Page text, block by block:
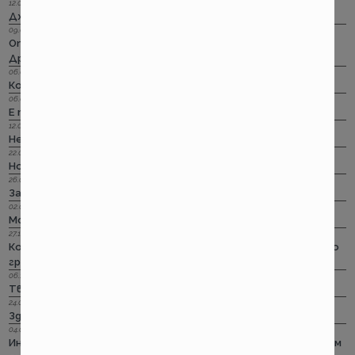
12.09.2023 г.
Дженерали за пътуване в чужбина? Идеално!
09.09.2023 г.
Отпадали стикерите по гражданска отговорност?!
Дръндели! Само няма да ги лепим!
06.07.2023 г.
Корис за асистанс при пътуване в чужбина? Тц!
06.04.2023 г.
Е тъй кат стане…
12.03.2023 г.
Не си им важен!
22.02.2023 г.
Но пък лошото чувство остана... за едни 100 евро
26.01.2023 г.
За честта на една онлайн претенция
02.01.2023 г.
Може ли и без стикер за ГО на предното стъкло?
27.10.2022 г.
Колко съществени са съществените обстоятелства по
гражданска отговорност?!
06.10.2022 г.
Твърде меки са, Сър!
24.08.2022 г.
Здравей, свят! Застрахователен
04.01.2019 г.
Иновацията бонус – малус подобрила пътния травматизъм